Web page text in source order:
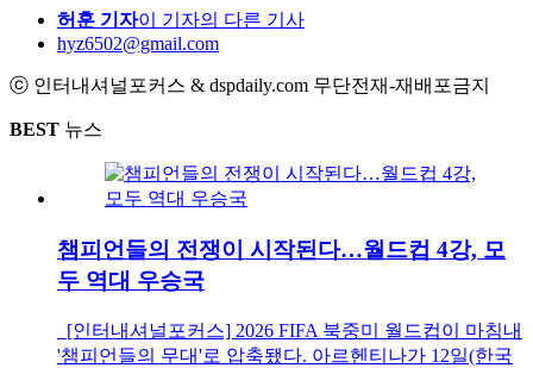
허훈 기자이 기자의 다른 기사
hyz6502@gmail.com
ⓒ 인터내셔널포커스 & dspdaily.com 무단전재-재배포금지
BEST 뉴스
챔피언들의 전쟁이 시작된다…월드컵 4강, 모
두 역대 우승국
[인터내셔널포커스] 2026 FIFA 북중미 월드컵이 마침내
'챔피언들의 무대'로 압축됐다. 아르헨티나가 12일(한국